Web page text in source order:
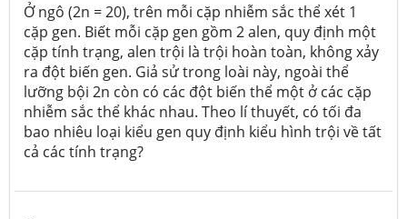
Ở ngô (2n = 20), trên mỗi cặp nhiễm sắc thể xét 1
cặp gen. Biết mỗi cặp gen gồm 2 alen, quy định một
cặp tính trạng, alen trội là trội hoàn toàn, không xảy
ra đột biến gen. Giả sử trong loài này, ngoài thể
lưỡng bội 2n còn có các đột biến thể một ở các cặp
nhiễm sắc thể khác nhau. Theo lí thuyết, có tối đa
bao nhiêu loại kiểu gen quy định kiểu hình trội về tất
cả các tính trạng?